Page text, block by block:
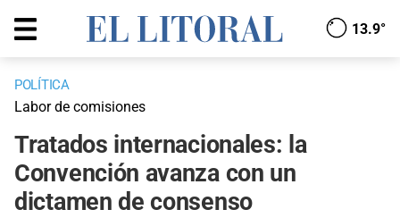
13.9°
POLÍTICA
Labor de comisiones
Tratados internacionales: la
Convención avanza con un
dictamen de consenso